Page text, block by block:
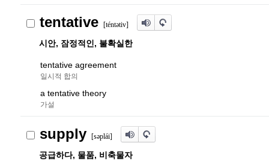
tentative [téntətiv]
시안, 잠정적인, 불확실한
tentative agreement
일시적 합의
a tentative theory
가설
supply [səplái]
공급하다, 물품, 비축물자